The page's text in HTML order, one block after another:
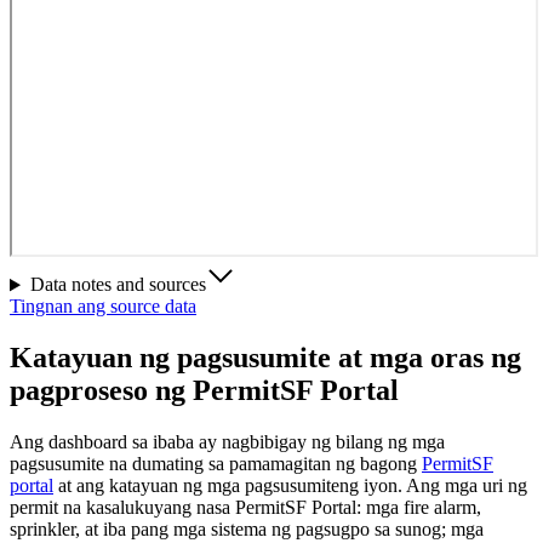
Data notes and sources
Tingnan ang source data
Katayuan ng pagsusumite at mga oras ng
pagproseso ng PermitSF Portal
Ang dashboard sa ibaba ay nagbibigay ng bilang ng mga
pagsusumite na dumating sa pamamagitan ng bagong PermitSF
portal at ang katayuan ng mga pagsusumiteng iyon. Ang mga uri ng
permit na kasalukuyang nasa PermitSF Portal: mga fire alarm,
sprinkler, at iba pang mga sistema ng pagsugpo sa sunog; mga